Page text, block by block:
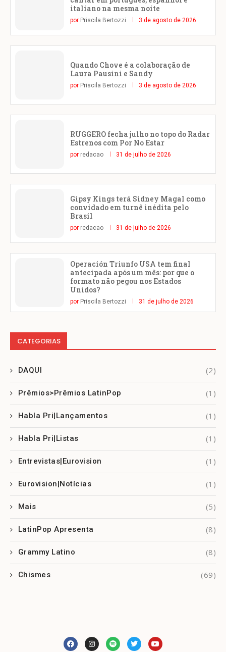
italiano na mesma noite
por Priscila Bertozzi 3 de agosto de 2026
Quando Chove é a colaboração de
Laura Pausini e Sandy
por Priscila Bertozzi 3 de agosto de 2026
RUGGERO fecha julho no topo do Radar
Estrenos com Por No Estar
por redacao 31 de julho de 2026
Gipsy Kings terá Sidney Magal como
convidado em turnê inédita pelo
Brasil
por redacao 31 de julho de 2026
Operación Triunfo USA tem final
antecipada após um mês: por que o
formato não pegou nos Estados
Unidos?
por Priscila Bertozzi 31 de julho de 2026
CATEGORIAS
DAQUI (2)
Prêmios>Prêmios LatinPop (1)
Habla Pri|Lançamentos (1)
Habla Pri|Listas (1)
Entrevistas|Eurovision (1)
Eurovision|Notícias (1)
Mais (5)
LatinPop Apresenta (8)
Grammy Latino (8)
Chismes (69)